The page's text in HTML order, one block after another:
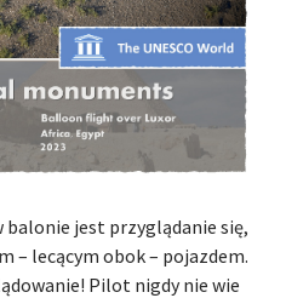
balonie jest przyglądanie się,
– lecącym obok – pojazdem.
Pilot nigdy nie wie